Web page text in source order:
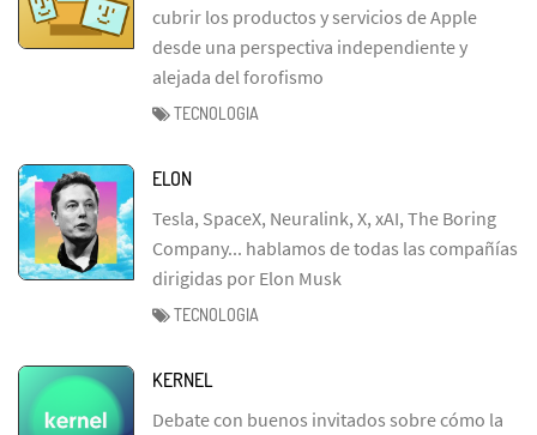
cubrir los productos y servicios de Apple
desde una perspectiva independiente y
alejada del forofismo
TECNOLOGIA
ELON
Tesla, SpaceX, Neuralink, X, xAI, The Boring
Company... hablamos de todas las compañías
dirigidas por Elon Musk
TECNOLOGIA
KERNEL
Debate con buenos invitados sobre cómo la